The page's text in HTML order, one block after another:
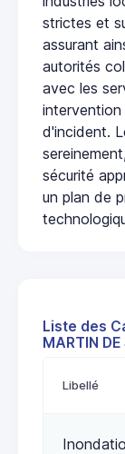
strictes et
assurant
autorités
avec les
d'incident.
sécurité
un plan de
Liste des
MARTIN DE
Libellé